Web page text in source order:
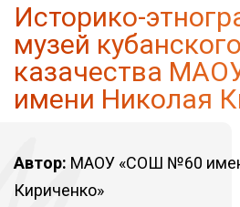
Историко-
музей кубанского
казачества
имени Николая
Автор: МАОУ «СОШ №60
Кириченко»